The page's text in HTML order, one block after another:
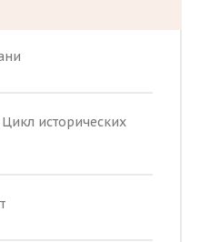
исторических